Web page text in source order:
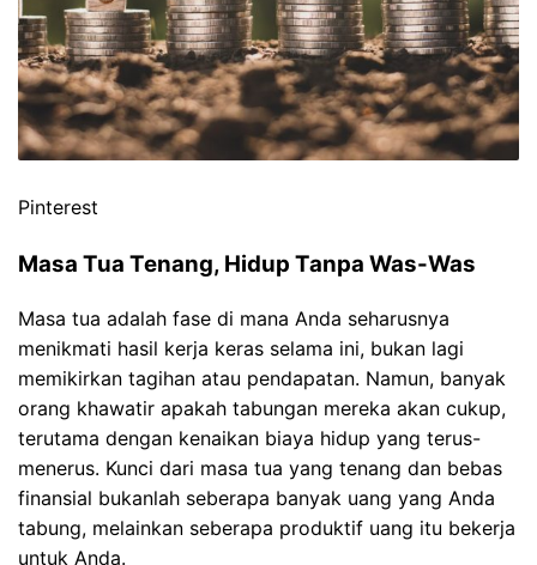
Pinterest
Masa Tua Tenang, Hidup Tanpa Was-Was
Masa tua adalah fase di mana Anda seharusnya
menikmati hasil kerja keras selama ini, bukan lagi
memikirkan tagihan atau pendapatan. Namun, banyak
orang khawatir apakah tabungan mereka akan cukup,
terutama dengan kenaikan biaya hidup yang terus-
menerus. Kunci dari masa tua yang tenang dan bebas
finansial bukanlah seberapa banyak uang yang Anda
tabung, melainkan seberapa produktif uang itu bekerja
untuk Anda.